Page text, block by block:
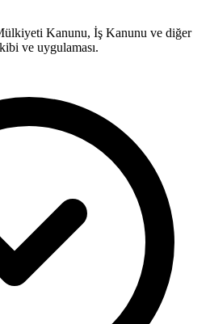
Kanunu, İş Kanunu ve diğer
ve uygulaması.